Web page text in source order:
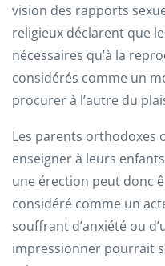
vision des rapports
religieux déclarent que
nécessaires qu’à la
considérés comme un
procurer à l’autre du
Les parents orthodoxes
enseigner à leurs
une érection peut donc
considéré comme un
souffrant d’anxiété ou
impressionner pourrait